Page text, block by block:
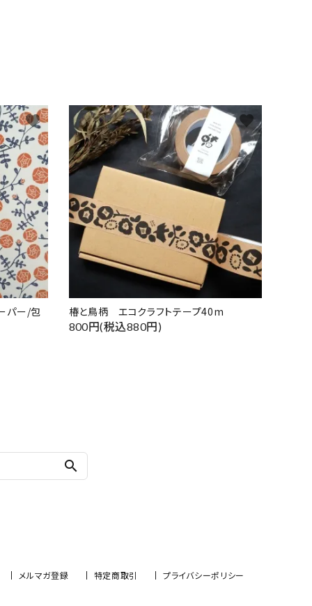
パー/包
favorite
椿と鳥柄 エコクラフトテープ40m
800円(税込880円)
favorite
search
メルマガ登録 特定商取引 プライバシーポリシー